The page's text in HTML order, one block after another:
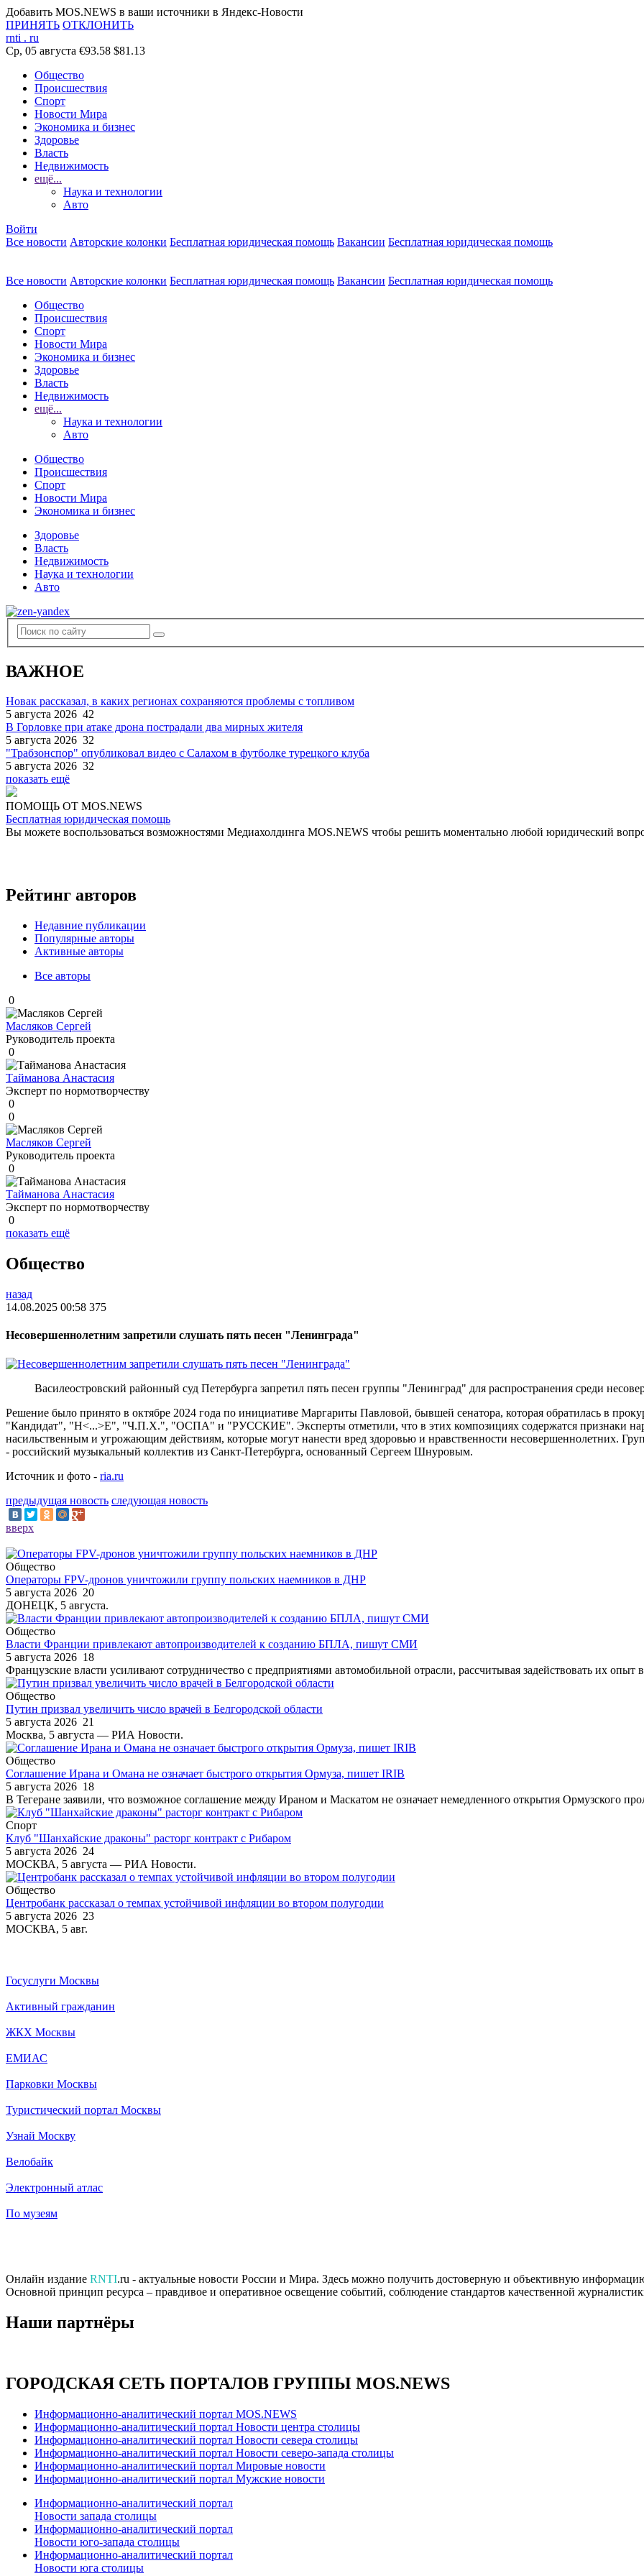
Добавить MOS.NEWS в ваши источники в Яндекс-Новости
ПРИНЯТЬ ОТКЛОНИТЬ
rnti . ru
Ср, 05 августа €93.58 $81.13
Общество
Происшествия
Спорт
Новости Мира
Экономика и бизнес
Здоровье
Власть
Недвижимость
ещё...
Наука и технологии
Авто
Войти
Все новости Авторские колонки Бесплатная юридическая помощь Вакансии Бесплатная юридическая помощь
Все новости Авторские колонки Бесплатная юридическая помощь Вакансии Бесплатная юридическая помощь
Общество
Происшествия
Спорт
Новости Мира
Экономика и бизнес
Здоровье
Власть
Недвижимость
ещё...
Наука и технологии
Авто
Общество
Происшествия
Спорт
Новости Мира
Экономика и бизнес
Здоровье
Власть
Недвижимость
Наука и технологии
Авто
ВАЖНОЕ
Новак рассказал, в каких регионах сохраняются проблемы с топливом
5 августа 2026 42
В Горловке при атаке дрона пострадали два мирных жителя
5 августа 2026 32
"Трабзонспор" опубликовал видео с Салахом в футболке турецкого клуба
5 августа 2026 32
показать ещё
ПОМОЩЬ ОТ MOS.NEWS
Бесплатная юридическая помощь
Вы можете воспользоваться возможностями Медиахолдинга MOS.NEWS чтобы решить моментально любой юридический
Рейтинг авторов
Недавние публикации
Популярные авторы
Активные авторы
Все авторы
0
Масляков Сергей
Руководитель проекта
0
Тайманова Анастасия
Эксперт по нормотворчеству
0
0
Масляков Сергей
Руководитель проекта
0
Тайманова Анастасия
Эксперт по нормотворчеству
0
показать ещё
Общество
назад
14.08.2025 00:58 375
Несовершеннолетним запретили слушать пять песен "Ленинграда"
Василеостровский районный суд Петербурга запретил пять песен группы "Ленинград" для распространения среди
Решение было принято в октябре 2024 года по инициативе Маргариты Павловой, бывшей сенатора, которая обратилась в
"Кандидат", "Н<...>Е", "Ч.П.Х.", "ОСПА" и "РУССКИЕ". Эксперты отметили, что в этих композициях содержатся признаки
насильственным и угрожающим действиям, которые могут нанести вред здоровью и нравственности несовершеннолетних.
- российский музыкальный коллектив из Санкт-Петербурга, основанный Сергеем Шнуровым.
Источник и фото - ria.ru
предыдущая новость следующая новость
вверх
Общество
Операторы FPV-дронов уничтожили группу польских наемников в ДНР
5 августа 2026 20
ДОНЕЦК, 5 августа.
Общество
Власти Франции привлекают автопроизводителей к созданию БПЛА, пишут СМИ
5 августа 2026 18
Французские власти усиливают сотрудничество с предприятиями автомобильной отрасли, рассчитывая задействовать их опыт
Общество
Путин призвал увеличить число врачей в Белгородской области
5 августа 2026 21
Москва, 5 августа — РИА Новости.
Общество
Соглашение Ирана и Омана не означает быстрого открытия Ормуза, пишет IRIB
5 августа 2026 18
В Тегеране заявили, что возможное соглашение между Ираном и Маскатом не означает немедленного открытия Ормузского
Спорт
Клуб "Шанхайские драконы" расторг контракт с Рибаром
5 августа 2026 24
МОСКВА, 5 августа — РИА Новости.
Общество
Центробанк рассказал о темпах устойчивой инфляции во втором полугодии
5 августа 2026 23
МОСКВА, 5 авг.
Госуслуги Москвы
Активный гражданин
ЖКХ Москвы
ЕМИАС
Парковки Москвы
Туристический портал Москвы
Узнай Москву
Велобайк
Электронный атлас
По музеям
Онлайн издание RNTI.ru - актуальные новости России и Мира. Здесь можно получить достоверную и объективную
Основной принцип ресурса – правдивое и оперативное освещение событий, соблюдение стандартов качественной
Наши партнёры
ГОРОДСКАЯ СЕТЬ ПОРТАЛОВ ГРУППЫ MOS.NEWS
Информационно-аналитический портал MOS.NEWS
Информационно-аналитический портал Новости центра столицы
Информационно-аналитический портал Новости севера столицы
Информационно-аналитический портал Новости северо-запада столицы
Информационно-аналитический портал Мировые новости
Информационно-аналитический портал Мужские новости
Информационно-аналитический портал
Новости запада столицы
Информационно-аналитический портал
Новости юго-запада столицы
Информационно-аналитический портал
Новости юга столицы